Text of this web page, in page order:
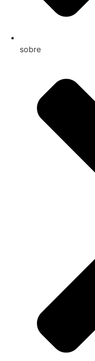
sobre